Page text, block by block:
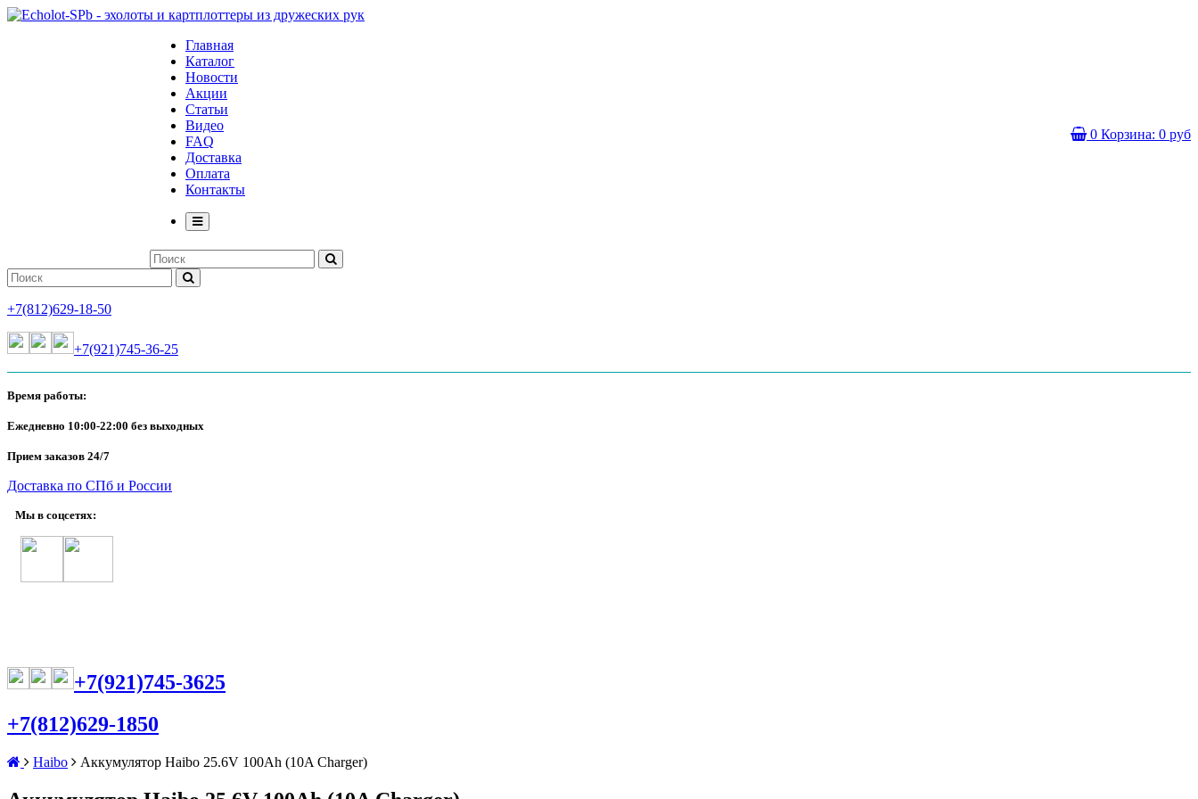
Главная
Каталог
Новости
Акции
Статьи
Видео
FAQ
Доставка
Оплата
Контакты
0 Корзина: 0 руб
+7(812)629-18-50
+7(921)745-36-25
Время работы:
Ежедневно 10:00-22:00 без выходных
Прием заказов 24/7
Доставка по СПб и России
Мы в соцсетях:
+7(921)745-3625
+7(812)629-1850
Haibo Аккумулятор Haibo 25.6V 100Ah (10A Charger)